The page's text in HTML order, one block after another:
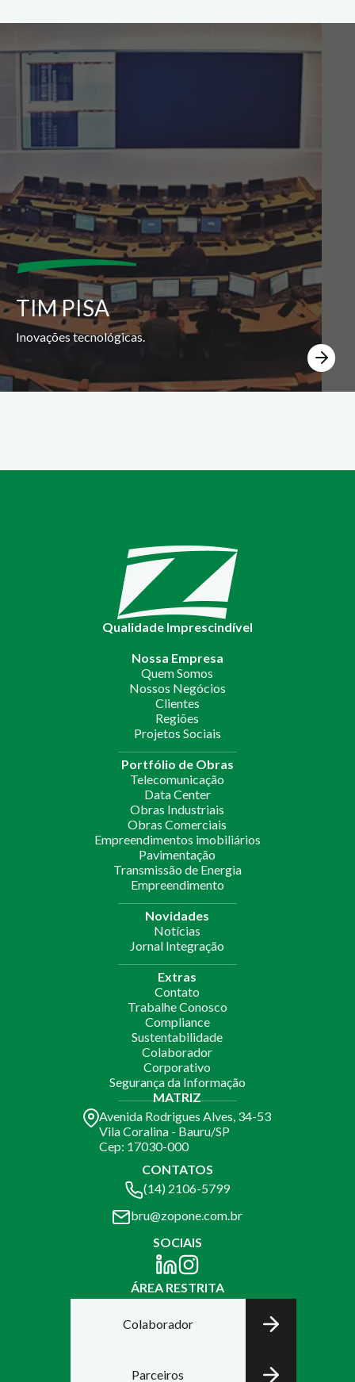
TIM PISA
Inovações tecnológicas.
Qualidade Imprescindível
Nossa Empresa
Quem Somos
Nossos Negócios
Clientes
Regiões
Projetos Sociais
Portfólio de Obras
Telecomunicação
Data Center
Obras Industriais
Obras Comerciais
Empreendimentos imobiliários
Pavimentação
Transmissão de Energia
Empreendimento
Novidades
Notícias
Jornal Integração
Extras
Contato
Trabalhe Conosco
Compliance
Sustentabilidade
Colaborador
Corporativo
Segurança da Informação
MATRIZ
Avenida Rodrigues Alves, 34-53
Vila Coralina - Bauru/SP
Cep: 17030-000
CONTATOS
(14) 2106-5799
bru@zopone.com.br
SOCIAIS
ÁREA RESTRITA
Colaborador
Parceiros